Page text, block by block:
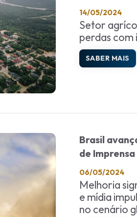
14/05/2024
Setor
perdas com
SABER MAIS
Brasil
de Imprensa
06/05/2024
Melhoria
e mídia
no cenário